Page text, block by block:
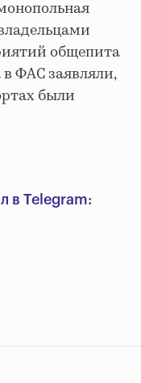
общепита
в ФАС заявляли,
были
в Telegram: